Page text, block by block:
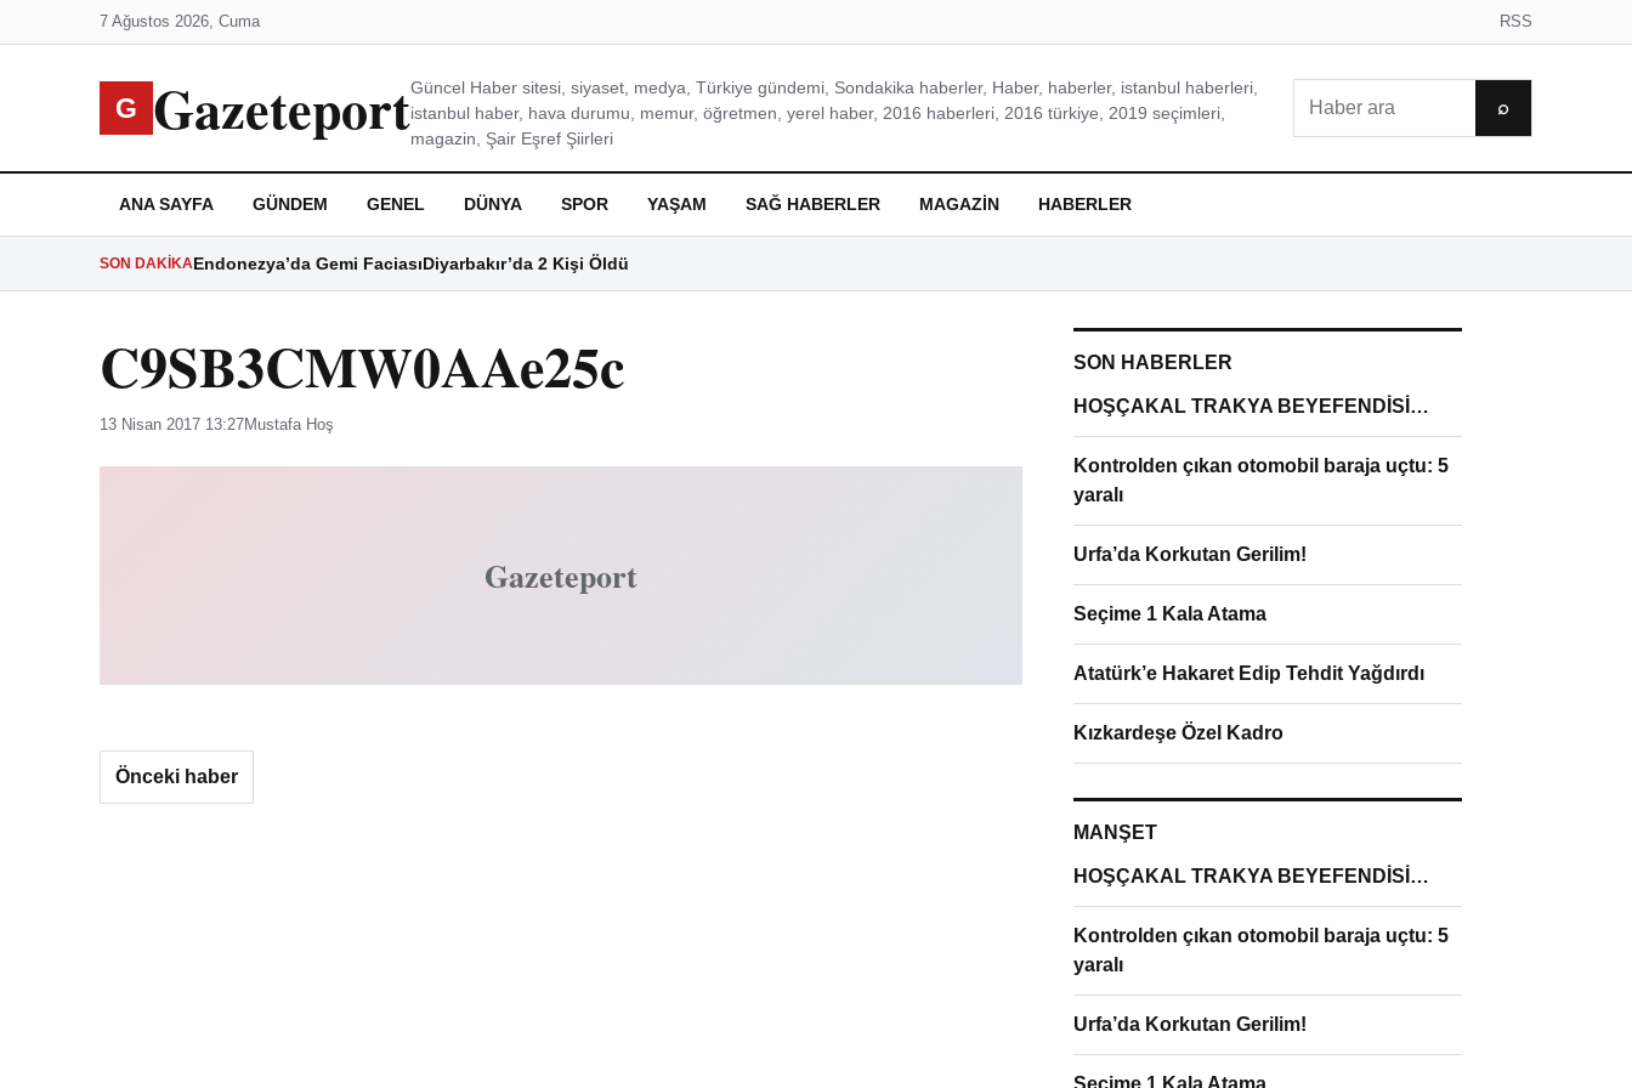
7 Ağustos 2026, Cuma RSS
G GazeteportGüncel Haber sitesi, siyaset, medya, Türkiye gündemi, Sondakika haberler, Haber, haberler, istanbul haberleri,
istanbul haber, hava durumu, memur, öğretmen, yerel haber, 2016 haberleri, 2016 türkiye, 2019 seçimleri,
magazin, Şair Eşref Şiirleri
⌕
ANA SAYFA GÜNDEM GENEL DÜNYA SPOR YAŞAM SAĞ HABERLER MAGAZIN HABERLER
SON DAKIKAEndonezya’da Gemi FaciasıDiyarbakır’da 2 Kişi Öldü
C9SB3CMW0AAe25c
13 Nisan 2017 13:27Mustafa Hoş
Gazeteport
Önceki haber
SON HABERLER
HOŞÇAKAL TRAKYA BEYEFENDİSİ…
Kontrolden çıkan otomobil baraja uçtu: 5
yaralı
Urfa’da Korkutan Gerilim!
Seçime 1 Kala Atama
Atatürk’e Hakaret Edip Tehdit Yağdırdı
Kızkardeşe Özel Kadro
MANŞET
HOŞÇAKAL TRAKYA BEYEFENDİSİ…
Kontrolden çıkan otomobil baraja uçtu: 5
yaralı
Urfa’da Korkutan Gerilim!
Seçime 1 Kala Atama